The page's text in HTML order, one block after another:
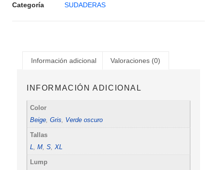
Categoría
SUDADERAS
Información adicional Valoraciones (0)
INFORMACIÓN ADICIONAL
Color
Beige ,Gris Verde oscuro
Tallas
L
,M ,S ,XL
Lump